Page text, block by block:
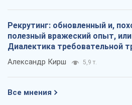
Рекрутинг: обновленный и,
полезный вражеский опыт, или
Диалектика требовательной
Александр Кирш 5,9 т.
Все мнения